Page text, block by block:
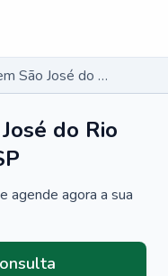
Psicólogo em São José do Rio Preto - SP
do Rio
agende agora a sua